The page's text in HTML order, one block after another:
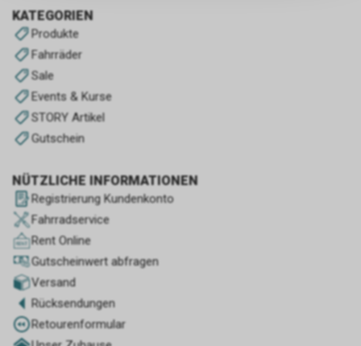
KATEGORIEN
Produkte
Fahrräder
Sale
Events & Kurse
STORY Artikel
Gutschein
NÜTZLICHE INFORMATIONEN
Registrierung Kundenkonto
Fahrradservice
Rent Online
Gutscheinwert abfragen
Versand
Rücksendungen
Retourenformular